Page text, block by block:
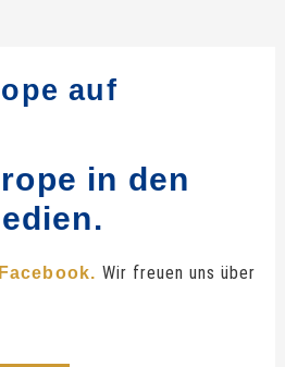
auf
in den
Facebook. Wir freuen uns über